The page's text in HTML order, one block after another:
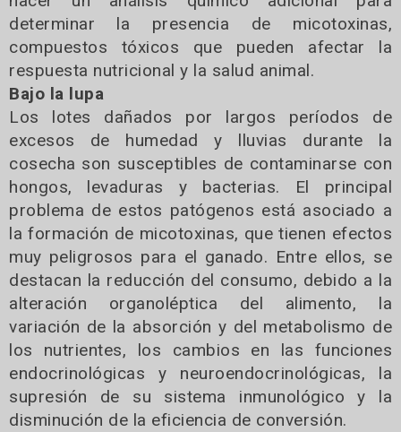
determinar la presencia de micotoxinas,
compuestos tóxicos que pueden afectar la
respuesta nutricional y la salud animal.
Bajo la lupa
Los lotes dañados por largos períodos de
excesos de humedad y lluvias durante la
cosecha son susceptibles de contaminarse con
hongos, levaduras y bacterias. El principal
problema de estos patógenos está asociado a
la formación de micotoxinas, que tienen efectos
muy peligrosos para el ganado. Entre ellos, se
destacan la reducción del consumo, debido a la
alteración organoléptica del alimento, la
variación de la absorción y del metabolismo de
los nutrientes, los cambios en las funciones
endocrinológicas y neuroendocrinológicas, la
supresión de su sistema inmunológico y la
disminución de la eficiencia de conversión.